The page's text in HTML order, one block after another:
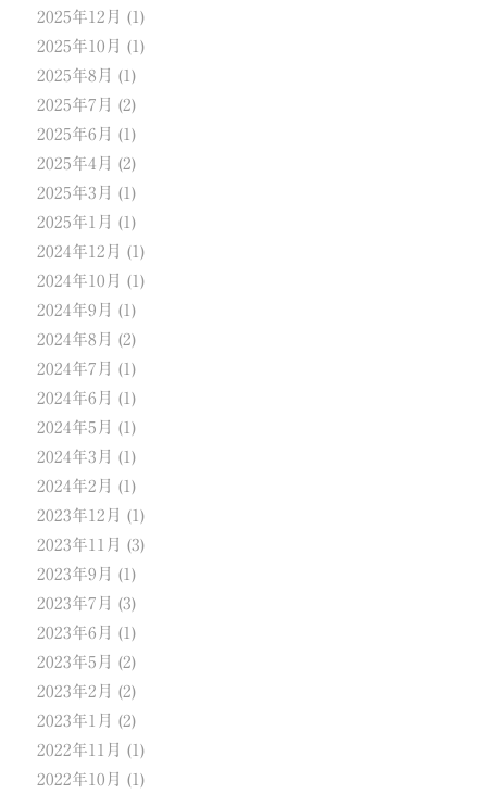
2025年12月 (1)
2025年10月 (1)
2025年8月 (1)
2025年7月 (2)
2025年6月 (1)
2025年4月 (2)
2025年3月 (1)
2025年1月 (1)
2024年12月 (1)
2024年10月 (1)
2024年9月 (1)
2024年8月 (2)
2024年7月 (1)
2024年6月 (1)
2024年5月 (1)
2024年3月 (1)
2024年2月 (1)
2023年12月 (1)
2023年11月 (3)
2023年9月 (1)
2023年7月 (3)
2023年6月 (1)
2023年5月 (2)
2023年2月 (2)
2023年1月 (2)
2022年11月 (1)
2022年10月 (1)